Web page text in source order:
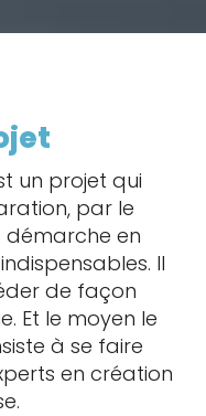
un projet qui
par le
démarche en
Il
de façon
Et le moyen le
à se faire
en création